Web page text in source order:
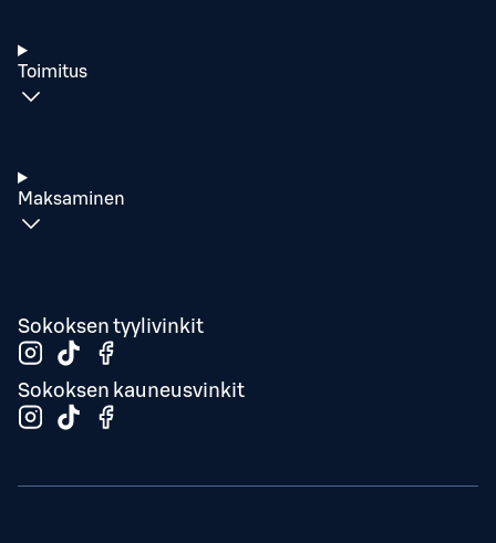
Toimitus
Maksaminen
Sokoksen tyylivinkit
Sokoksen kauneusvinkit